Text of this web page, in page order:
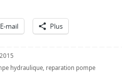
E-mail Plus
hydraulique, reparation pompe